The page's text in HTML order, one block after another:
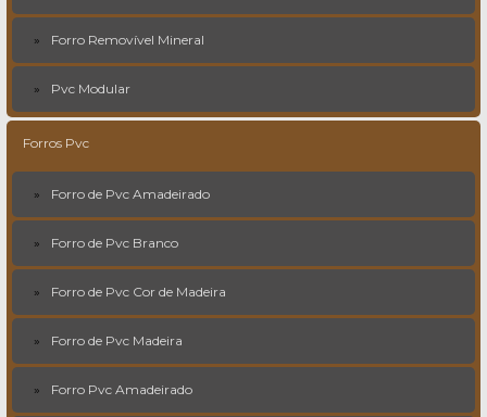
Forro Removível Mineral
Pvc Modular
Forros Pvc
Forro de Pvc Amadeirado
Forro de Pvc Branco
Forro de Pvc Cor de Madeira
Forro de Pvc Madeira
Forro Pvc Amadeirado